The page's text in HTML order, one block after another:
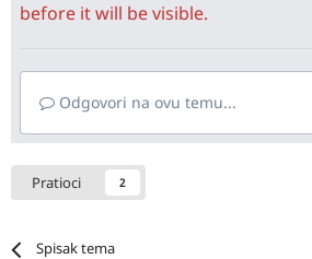
before it will be visible.
Odgovori na ovu temu...
Pratioci 2
Spisak tema